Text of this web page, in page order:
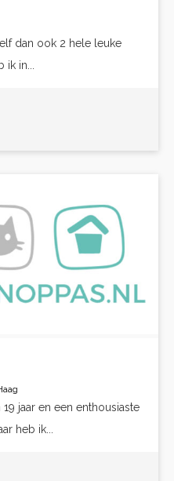
dan ook 2 hele leuke
in...
jaar en een enthousiaste
heb ik...